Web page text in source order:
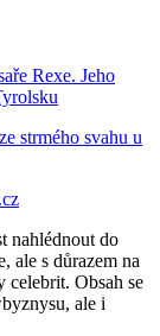
Rexe. Jeho
strmého svahu u
nahlédnout do
ale s důrazem na
celebrit. Obsah se
ale i